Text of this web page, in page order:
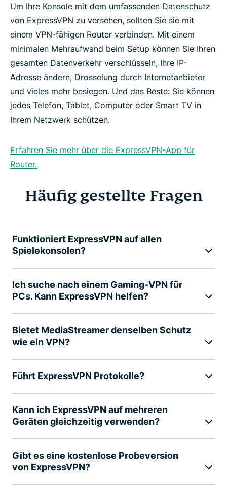
Um Ihre Konsole mit dem umfassenden Datenschutz
von ExpressVPN zu versehen, sollten Sie sie mit
einem VPN-fähigen Router verbinden. Mit einem
minimalen Mehraufwand beim Setup können Sie Ihren
gesamten Datenverkehr verschlüsseln, Ihre IP-
Adresse ändern, Drosselung durch Internetanbieter
und vieles mehr besiegen. Und das Beste: Sie können
jedes Telefon, Tablet, Computer oder Smart TV in
Ihrem Netzwerk schützen.
Erfahren Sie mehr über die ExpressVPN-App für
Router.
Häufig gestellte Fragen
Funktioniert ExpressVPN auf allen
Spielekonsolen?
Ich suche nach einem Gaming-VPN für
PCs. Kann ExpressVPN helfen?
Bietet MediaStreamer denselben Schutz
wie ein VPN?
Führt ExpressVPN Protokolle?
Kann ich ExpressVPN auf mehreren
Geräten gleichzeitig verwenden?
Gibt es eine kostenlose Probeversion
von ExpressVPN?